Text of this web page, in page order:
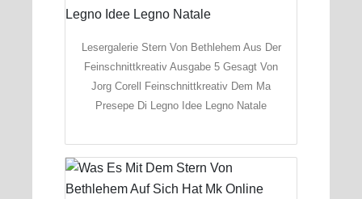
Lesergalerie Stern Von Bethlehem Aus Der
Feinschnittkreativ Ausgabe 5 Gesagt Von
Jorg Corell Feinschnittkreativ Dem Ma
Presepe Di Legno Idee Legno Natale